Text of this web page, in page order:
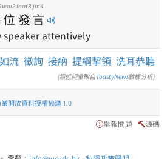
位
wai2
發
faat3
言
jin4
attentively
流 徵詢 接納 提綱挈領 洗耳恭聽
(類近詞彙取自ToastyNews數據分析)
開放資料授權協議 1.0
舉報問題 源碼